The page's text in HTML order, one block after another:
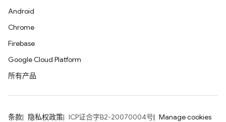
Android
Chrome
Firebase
Google Cloud Platform
所有产品
条款 隐私权政策 ICP证合字B2-20070004号 Manage cookies